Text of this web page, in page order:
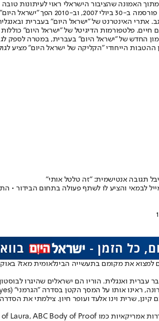
האמונה שהציבור הישראלי ראוי לעיתונות
תשלום. המהדורה המודפסת
חיים. פלטפורמות הדיגיטל של "ישראל היום"
החדש של "ישראל היום" בעברית, במטרה
ההטבות הייחודי "הקליקה של ישראל היום" מציע
תגובה אנטישמית: "זה טלטל אותי"
לבמאי והציע לו לשתף פעולה בתחום הבידור •
למצוא את מקומם בתעשייה הבינלאומית מאז7 באוקטובר
קינן, שרית וינו אלעד ועופר חיון. צילמתי את